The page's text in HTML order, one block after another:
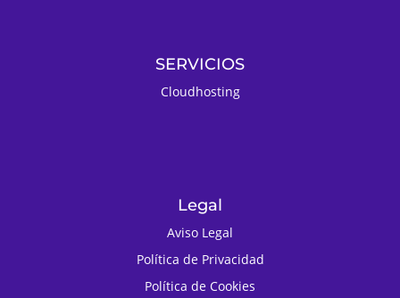
SERVICIOS
Cloudhosting
Legal
Aviso Legal
Política de Privacidad
Política de Cookies